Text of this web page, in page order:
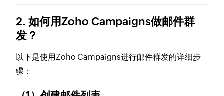
2. 如何用Zoho Campaigns做邮件群
发？
以下是使用Zoho Campaigns进行邮件群发的详细步
骤：